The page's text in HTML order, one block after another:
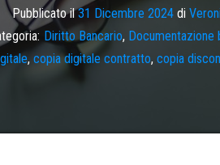
Pubblicato il31 Dicembre 2024 di
Diritto Bancario, Documentazione
, copia digitale contratto, copia